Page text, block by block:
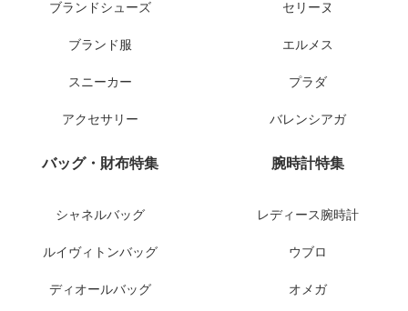
ブランドシューズ
ブランド服
スニーカー
アクセサリー
セリーヌ
エルメス
プラダ
バレンシアガ
バッグ・財布特集
シャネルバッグ
ルイヴィトンバッグ
ディオールバッグ
腕時計特集
レディース腕時計
ウブロ
オメガ